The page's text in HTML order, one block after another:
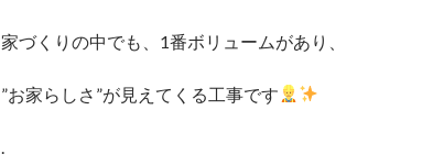
家づくりの中でも、1番ボリュームがあり、
”お家らしさ”が見えてくる工事です